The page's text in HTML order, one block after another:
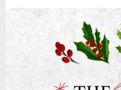
but it will be worth it.